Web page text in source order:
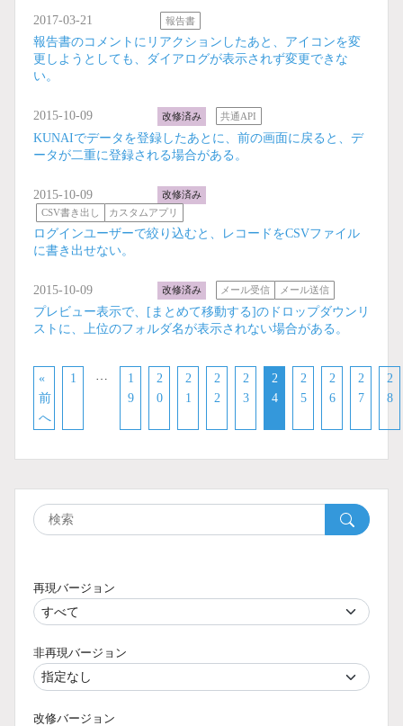
2017-03-21 報告書
報告書のコメントにリアクションしたあと、アイコンを変
更しようとしても、ダイアログが表示されず変更できな
い。
2015-10-09 改修済み 共通API
KUNAIでデータを登録したあとに、前の画面に戻ると、デ
ータが二重に登録される場合がある。
2015-10-09
改修済み
CSV書き出し
カスタムアプリ
ログインユーザーで絞り込むと、レコードをCSVファイル
に書き出せない。
2015-10-09 改修済み メール受信 メール送信
プレビュー表示で、[まとめて移動する]のドロップダウンリ
ストに、上位のフォルダ名が表示されない場合がある。
«
前
へ
1 …
1
9
2
0
2
1
2
2
2
3
2
4
2
5
2
6
2
7
2
8
再現バージョン
非再現バージョン
改修バージョン